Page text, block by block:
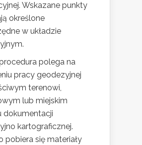
Wskazane punkty
określone
w układzie
polega na
pracy geodezyjnej
terenowi,
lub miejskim
dokumentacji
kartograficznej.
pobiera się materiały